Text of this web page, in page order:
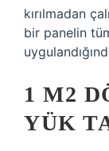
kırılmadan
bir panelin
1 M2
YÜK